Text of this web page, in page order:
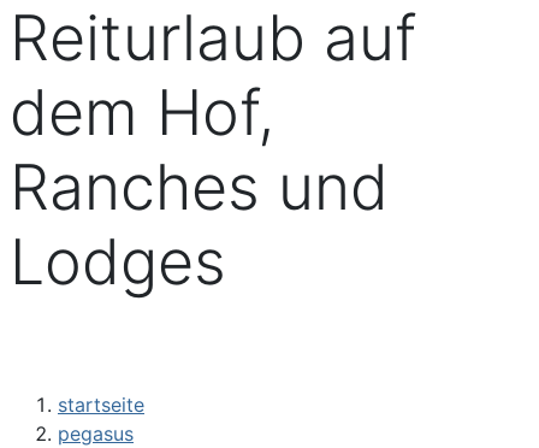
Reiturlaub auf
dem Hof,
Ranches und
Lodges
startseite
pegasus